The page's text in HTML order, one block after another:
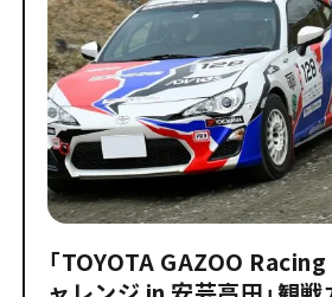
「TOYOTA GAZOO